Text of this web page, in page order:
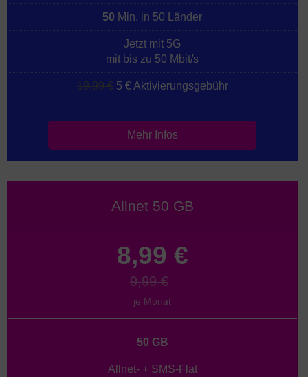
50 Min. in 50 Länder
Jetzt mit 5G
mit bis zu 50 Mbit/s
19,99 € 5 € Aktivierungsgebühr
Mehr Infos
Allnet 50 GB
8,99 €
9,99 €
je Monat
50 GB
Allnet- + SMS-Flat